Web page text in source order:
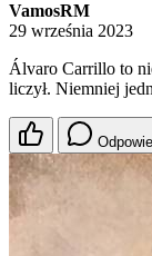
VamosRM
29 września 2023
Álvaro Carrillo to
liczył. Niemniej